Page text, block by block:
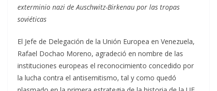
exterminio nazi de Auschwitz-Birkenau por las tropas
soviéticas
El Jefe de Delegación de la Unión Europea en Venezuela,
Rafael Dochao Moreno, agradeció en nombre de las
instituciones europeas el reconocimiento concedido por
la lucha contra el antisemitismo, tal y como quedó